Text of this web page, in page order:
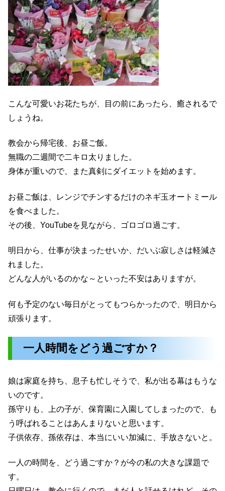
こんな可愛いお花たちが、目の前にあったら、癒されるで
しょうね。
教会から帰宅後、お昼ご飯。
無職の二週間で二キロ太りました。
身体が重いので、また真剣にダイエットを始めます。
お昼ご飯は、レンジでチンするだけのネギ玉オートミール
を食べました。
その後、YouTubeを見ながら、ゴロゴロ過ごす。
明日から、仕事が決まったせいか、だいぶ寂しさは軽減さ
れました。
どんな人がいるのかな～といった不安はありますが。
何も予定のない毎日がとってもつらかったので、明日から
頑張ります。
一人時間をどう過ごすか？
娘は家庭を持ち、息子も忙しそうで、私が出る幕はもうな
いのです。
孫守りも、上の子が、保育園に入園してしまったので、も
う呼ばれることはあんまりないと思います。
子供依存、孫依存は、本当にいい加減に、手放さないと。
一人の時間を、どう過ごすか？が今の私の大きな課題で
す。